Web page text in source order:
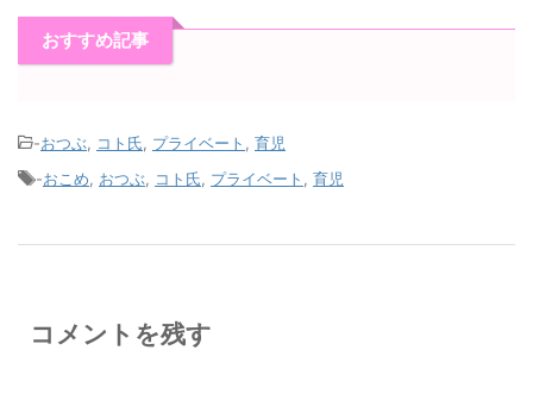
おすすめ記事
-おつぶ コト氏 プライベート
育児
-おこめ おつぶ コト氏 プライベート 育児
コメントを残す